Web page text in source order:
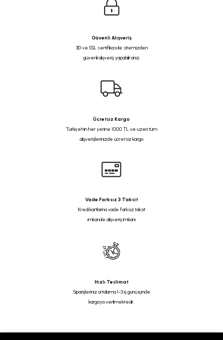
Güvenli Alışveriş
3D ve SSL sertifikası ile sitemizden
güvenli alışveriş yapabilirsiniz.
Ücretsiz Kargo
Türkiye'nin her yerine 1000 TL ve üzeri tüm
alışverişlerinizde ücretsiz kargo
Vade Farksız 3 Taksit
Kredi kartlarına vade farksız taksit
imkanı ile alışveriş imkanı
Hızlı Teslimat
Siparişleriniz ortalama 1-3 iş günü içinde
kargoya verilmektedir.